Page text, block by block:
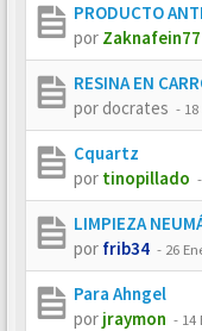
PRODUCTO
por Zaknafein77
RESINA EN
pordocrates -
Cquartz
por tinopillado -
LIMPIEZA
por frib34 - 26
Para Ahngel
por jraymon - 14